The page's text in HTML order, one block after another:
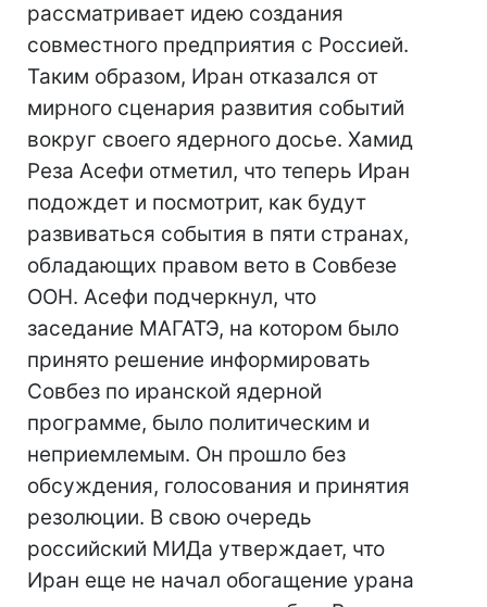
рассматривает идею создания
совместного предприятия с Россией.
Таким образом, Иран отказался от
мирного сценария развития событий
вокруг своего ядерного досье. Хамид
Реза Асефи отметил, что теперь Иран
подождет и посмотрит, как будут
развиваться события в пяти странах,
обладающих правом вето в Совбезе
ООН. Асефи подчеркнул, что
заседание МАГАТЭ, на котором было
принято решение информировать
Совбез по иранской ядерной
программе, было политическим и
неприемлемым. Он прошло без
обсуждения, голосования и принятия
резолюции. В свою очередь
российский МИДа утверждает, что
Иран еще не начал обогащение урана